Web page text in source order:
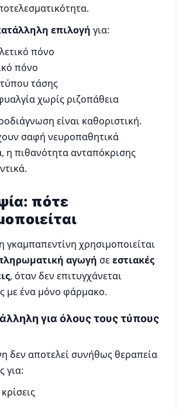
επιλογή για:
πόνο
πόνο
τάσης
χωρίς ριζοπάθεια
είναι καθοριστική.
σαφή νευροπαθητικά
η πιθανότητα ανταπόκρισης
πότε
γκαμπαπεντίνη χρησιμοποιείται
αγωγή σεεστιακές
, όταν δεν επιτυγχάνεται
με ένα μόνο φάρμακο.
για όλους τους τύπους
δεν αποτελεί συνήθως θεραπεία
για: